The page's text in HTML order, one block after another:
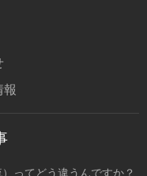
報
ってどう違うんですか？